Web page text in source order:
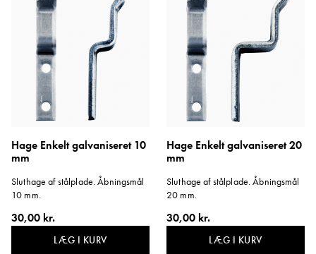
Hage Enkelt galvaniseret 10
mm
Sluthage af stålplade. Åbningsmål
10 mm.
30,00 kr.
LÆG I KURV
Hage Enkelt galvaniseret 20
mm
Sluthage af stålplade. Åbningsmål
20 mm.
30,00 kr.
LÆG I KURV